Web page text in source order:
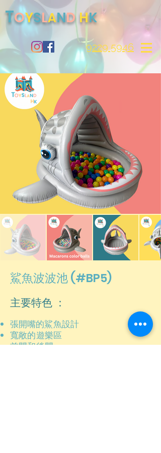
9229 5946
TOYSLAND HK
鯊魚波波池 (#BP5)
主要特色 ：
張開嘴的鯊魚設計
寬敞的遊樂區
前門和後門